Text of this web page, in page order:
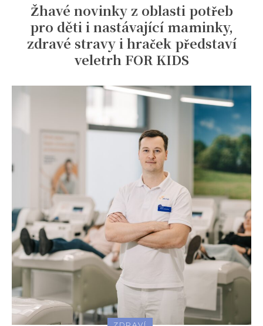
Žhavé novinky z oblasti potřeb
pro děti i nastávající maminky,
zdravé stravy i hraček představí
veletrh FOR KIDS